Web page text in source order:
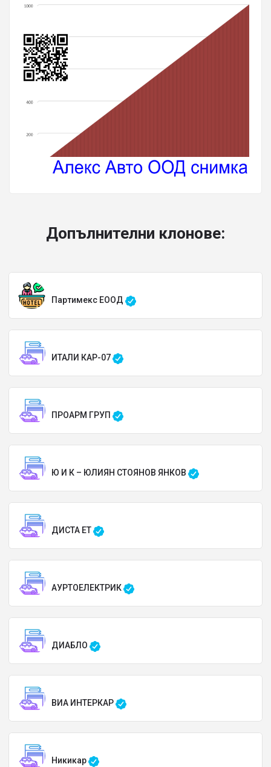
Допълнителни клонове:
Партимекс ЕООД
ИТАЛИ КАР-07
ПРОАРМ ГРУП
Ю И К – ЮЛИЯН СТОЯНОВ ЯНКОВ
ДИСТА ЕТ
АУРТОЕЛЕКТРИК
ДИАБЛО
ВИА ИНТЕРКАР
Никикар